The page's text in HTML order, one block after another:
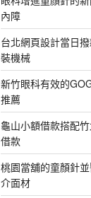
內障
台北網頁設計當日
裝機械
新竹眼科有效的
推薦
龜山小額借款搭配
借款
桃園當舖的童顏針
介面材